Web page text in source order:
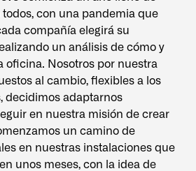
con una pandemia que
compañía elegirá su
un análisis de cómo y
oficina. Nosotros por nuestra
al cambio, flexibles a los
decidimos adaptarnos
en nuestra misión de crear
un camino de
en nuestras instalaciones que
unos meses, con la idea de